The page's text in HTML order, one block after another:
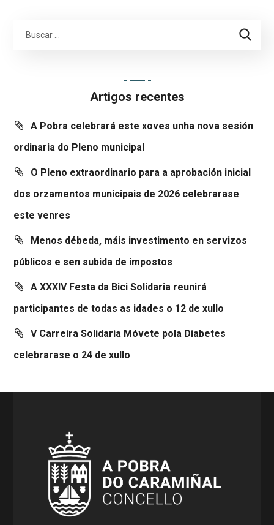
Artigos recentes
A Pobra celebrará este xoves unha nova sesión
ordinaria do Pleno municipal
O Pleno extraordinario para a aprobación inicial
dos orzamentos municipais de 2026 celebrarase
este venres
Menos débeda, máis investimento en servizos
públicos e sen subida de impostos
A XXXIV Festa da Bici Solidaria reunirá
participantes de todas as idades o 12 de xullo
V Carreira Solidaria Móvete pola Diabetes
celebrarase o 24 de xullo